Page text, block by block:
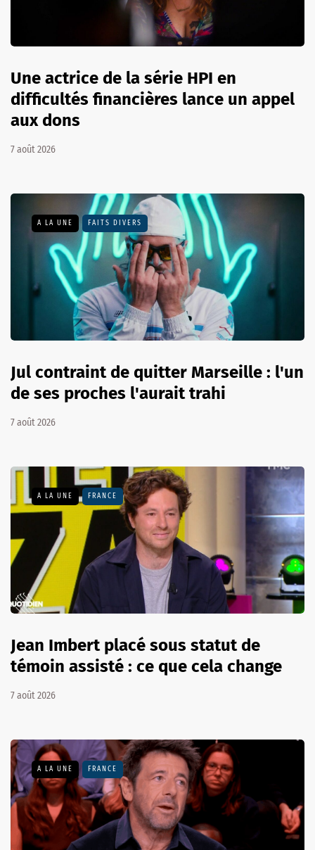
Une actrice de la série HPI en
difficultés financières lance un appel
aux dons
7 août 2026
A LA UNE FAITS DIVERS
Jul contraint de quitter Marseille : l'un
de ses proches l'aurait trahi
7 août 2026
A LA UNE FRANCE
Jean Imbert placé sous statut de
témoin assisté : ce que cela change
7 août 2026
A LA UNE FRANCE